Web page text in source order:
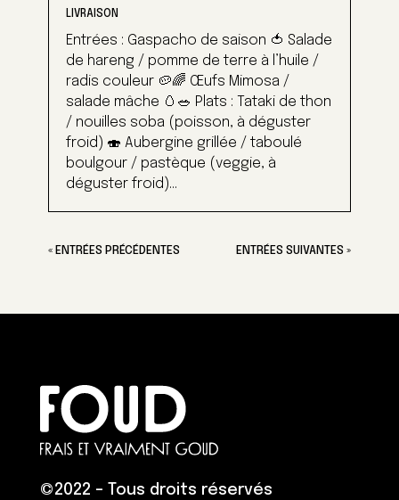
LIVRAISON
Entrées : Gaspacho de saison 🍅 Salade
de hareng / pomme de terre à l’huile /
radis couleur 🥔🌈 Œufs Mimosa /
salade mâche 🥚🥗 Plats : Tataki de thon
/ nouilles soba (poisson, à déguster
froid) 🍣 Aubergine grillée / taboulé
boulgour / pastèque (veggie, à
déguster froid)...
« ENTRÉES PRÉCÉDENTES ENTRÉES SUIVANTES »
©2022 – Tous droits réservés